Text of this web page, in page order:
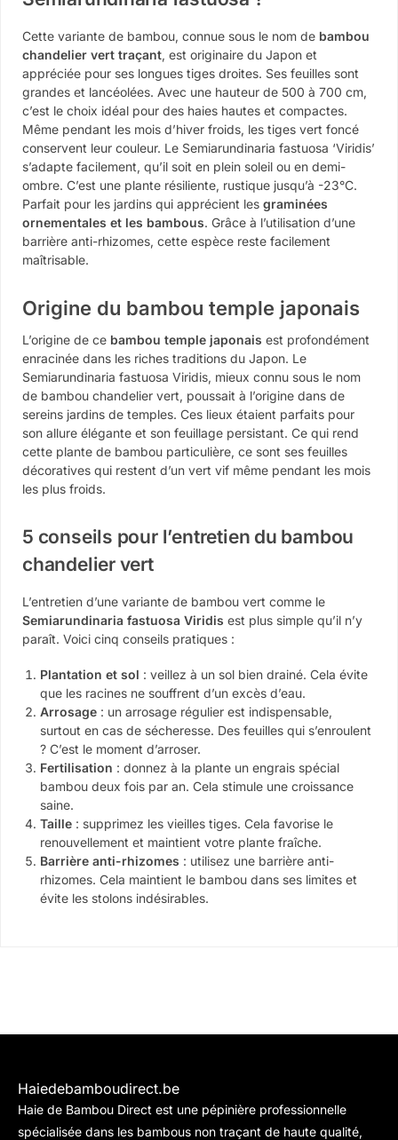
Cette variante de bambou, connue sous le nom de bambou
chandelier vert traçant, est originaire du Japon et
appréciée pour ses longues tiges droites. Ses feuilles sont
grandes et lancéolées. Avec une hauteur de 500 à 700 cm,
c’est le choix idéal pour des haies hautes et compactes.
Même pendant les mois d’hiver froids, les tiges vert foncé
conservent leur couleur. Le Semiarundinaria fastuosa ‘Viridis’
s’adapte facilement, qu’il soit en plein soleil ou en demi-
ombre. C’est une plante résiliente, rustique jusqu’à -23°C.
Parfait pour les jardins qui apprécient les graminées
ornementales et les bambous. Grâce à l’utilisation d’une
barrière anti-rhizomes, cette espèce reste facilement
maîtrisable.
Origine du bambou temple japonais
L’origine de ce bambou temple japonais est profondément
enracinée dans les riches traditions du Japon. Le
Semiarundinaria fastuosa Viridis, mieux connu sous le nom
de bambou chandelier vert, poussait à l’origine dans de
sereins jardins de temples. Ces lieux étaient parfaits pour
son allure élégante et son feuillage persistant. Ce qui rend
cette plante de bambou particulière, ce sont ses feuilles
décoratives qui restent d’un vert vif même pendant les mois
les plus froids.
5 conseils pour l’entretien du bambou
chandelier vert
L’entretien d’une variante de bambou vert comme le
Semiarundinaria fastuosa Viridis est plus simple qu’il n’y
paraît. Voici cinq conseils pratiques :
Plantation et sol : veillez à un sol bien drainé. Cela évite
que les racines ne souffrent d’un excès d’eau.
Arrosage : un arrosage régulier est indispensable,
surtout en cas de sécheresse. Des feuilles qui s’enroulent
? C’est le moment d’arroser.
Fertilisation : donnez à la plante un engrais spécial
bambou deux fois par an. Cela stimule une croissance
saine.
Taille : supprimez les vieilles tiges. Cela favorise le
renouvellement et maintient votre plante fraîche.
Barrière anti-rhizomes : utilisez une barrière anti-
rhizomes. Cela maintient le bambou dans ses limites et
évite les stolons indésirables.
Haiedebamboudirect.be
Haie de Bambou Direct est une pépinière professionnelle
spécialisée dans les bambous non traçant de haute qualité,